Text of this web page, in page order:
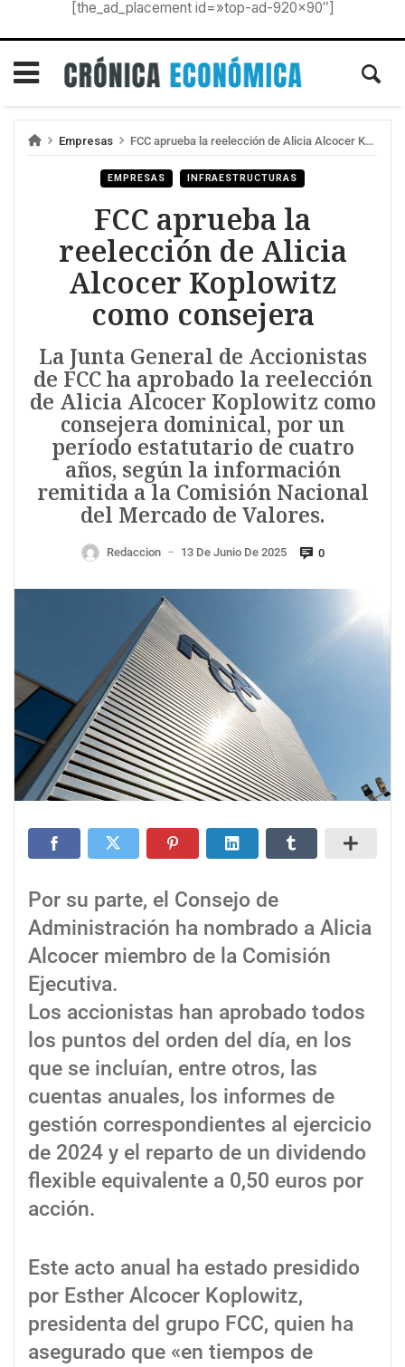
[the_ad_placement id=»top-ad-920×90″]
Empresas FCC aprueba la reelección de Alicia Alcocer Koplowitz como consejera
EMPRESAS INFRAESTRUCTURAS
FCC aprueba la
reelección de Alicia
Alcocer Koplowitz
como consejera
La Junta General de Accionistas
de FCC ha aprobado la reelección
de Alicia Alcocer Koplowitz como
consejera dominical, por un
período estatutario de cuatro
años, según la información
remitida a la Comisión Nacional
del Mercado de Valores.
Redaccion — 13 De Junio De 2025 0
Por su parte, el Consejo de
Administración ha nombrado a Alicia
Alcocer miembro de la Comisión
Ejecutiva.
Los accionistas han aprobado todos
los puntos del orden del día, en los
que se incluían, entre otros, las
cuentas anuales, los informes de
gestión correspondientes al ejercicio
de 2024 y el reparto de un dividendo
flexible equivalente a 0,50 euros por
acción.
Este acto anual ha estado presidido
por Esther Alcocer Koplowitz,
presidenta del grupo FCC, quien ha
asegurado que «en tiempos de